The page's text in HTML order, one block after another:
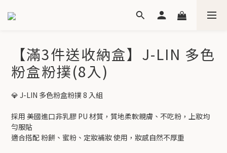
【滿3件送收納盒】J-LIN 多色
粉盒粉撲(8入)
💎 J-LIN 多色粉盒粉撲 8 入組
採用 美國進口非乳膠 PU 材質，質地柔軟親膚、不吃粉，上妝均
勻服貼
適合搭配 粉餅、蜜粉、定妝補妝 使用，妝感自然不厚重